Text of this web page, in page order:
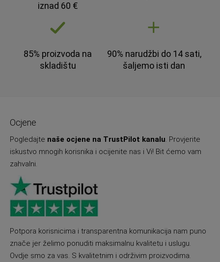
iznad 60 €
85% proizvoda na
skladištu
90% narudžbi do 14 sati,
šaljemo isti dan
Ocjene
Pogledajte naše ocjene na TrustPilot kanalu. Provjerite
iskustvo mnogih korisnika i ocijenite nas i Vi! Bit ćemo vam
zahvalni.
Potpora korisnicima i transparentna komunikacija nam puno
znače jer želimo ponuditi maksimalnu kvalitetu i uslugu.
Ovdje smo za vas. S kvalitetnim i održivim proizvodima.